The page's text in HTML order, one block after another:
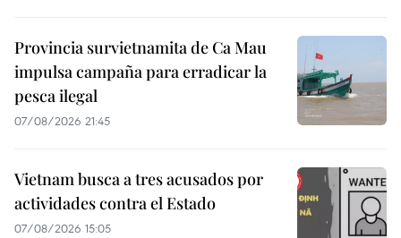
Provincia survietnamita de Ca Mau
impulsa campaña para erradicar la
pesca ilegal
07/08/2026 21:45
Vietnam busca a tres acusados por
actividades contra el Estado
07/08/2026 15:05